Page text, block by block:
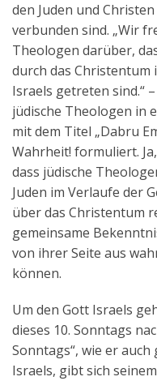
den Juden und
verbunden sind. „Wir
Theologen darüber,
durch das Christentum
Israels getreten sind.“
jüdische Theologen in
mit dem Titel „Dabru
Wahrheit! formuliert.
dass jüdische
Juden im Verlaufe der
über das Christentum
gemeinsame
von ihrer Seite aus
können.
Um den Gott Israels
dieses 10. Sonntags
Sonntags“, wie er
Israels, gibt sich